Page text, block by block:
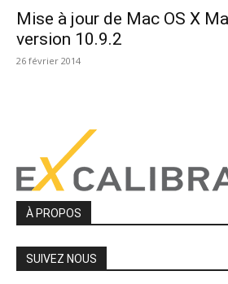
Mise à jour de Mac OS X
version 10.9.2
26 février 2014
À PROPOS
SUIVEZ NOUS